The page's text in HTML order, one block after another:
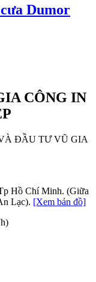
Dumor
CÔNG IN
ĐẦU TƯ VŨ GIA
Hồ Chí Minh. (Giữa
Lạc). [Xem bản đồ]